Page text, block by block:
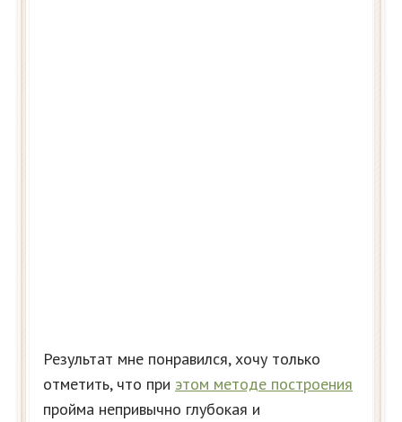
Результат мне понравился, хочу только
отметить, что при этом методе построения
пройма непривычно глубокая и